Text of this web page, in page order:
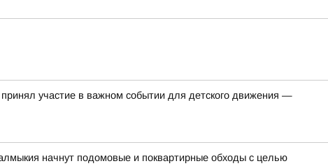
участие в важном событии для детского движения —
начнут подомовые и поквартирные обходы с целью